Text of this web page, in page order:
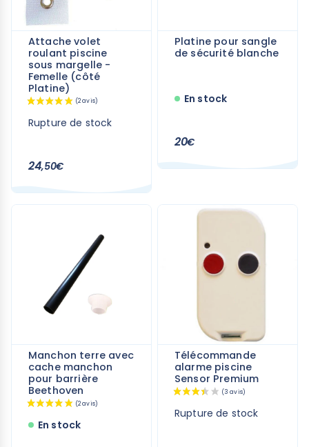
Attache volet
roulant piscine
sous margelle -
Femelle (côté
Platine)
Rupture de stock
24,50€
Platine pour sangle
de sécurité blanche
En stock
20€
Manchon terre avec
cache manchon
pour barrière
Beethoven
En stock
Télécommande
alarme piscine
Sensor Premium
Rupture de stock